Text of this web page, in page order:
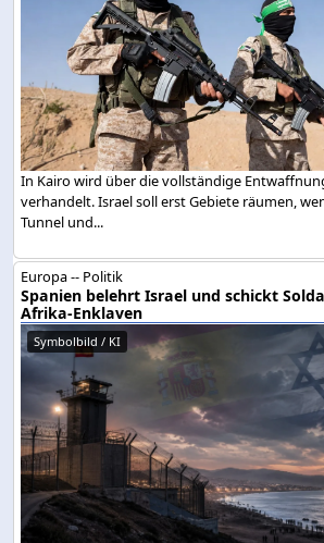
In Kairo wird über die vollständige
verhandelt. Israel soll erst Gebiete räumen,
Tunnel und...
Europa -- Politik
Spanien belehrt Israel und schickt
Afrika-Enklaven
Symbolbild / KI